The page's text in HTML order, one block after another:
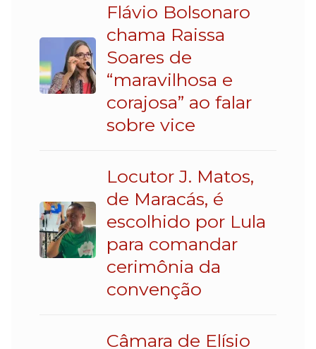
Flávio Bolsonaro
chama Raissa
Soares de
“maravilhosa e
corajosa” ao falar
sobre vice
Locutor J. Matos,
de Maracás, é
escolhido por Lula
para comandar
cerimônia da
convenção
Câmara de Elísio